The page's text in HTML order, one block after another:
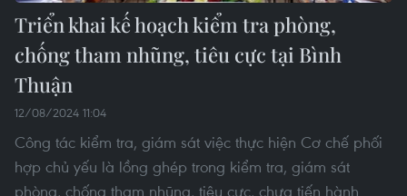
Triển khai kế hoạch kiểm tra phòng,
chống tham nhũng, tiêu cực tại Bình
Thuận
12/08/2024 11:04
Công tác kiểm tra, giám sát việc thực hiện Cơ chế phối
hợp chủ yếu là lồng ghép trong kiểm tra, giám sát
phòng, chống tham nhũng, tiêu cực, chưa tiến hành